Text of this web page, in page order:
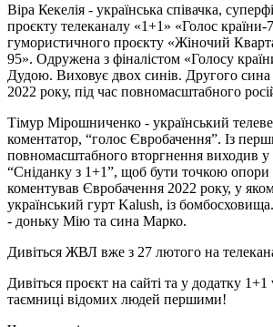
Віра Кекелія - українська співачка,
проєкту телеканалу «1+1» «Голос країни-
гумористичного проєкту «Жіночий
95». Одружена з фіналістом «Голосу
Дудою. Виховує двох синів. Другого сина
2022 року, під час повномасштабного
Тімур Мірошниченко - український
коментатор, “голос Євробачення”. Із
повномасштабного вторгнення виходив у
“Сніданку з 1+1”, щоб бути точкою опори
коментував Євробачення 2022 року, у
український гурт Kalush, із
- доньку Мію та сина Марко.
Дивіться ЖВЛ вже з 27 лютого на
Дивіться проєкт на сайті та у додатку
таємниці відомих людей першими!